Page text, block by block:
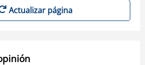
Actualizar página